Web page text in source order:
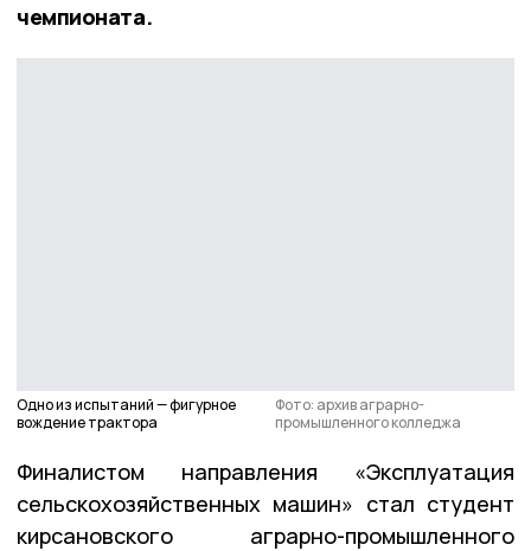
чемпионата.
Одно из испытаний — фигурное
вождение трактора
Фото: архив аграрно-
промышленного колледжа
Финалистом направления «Эксплуатация
сельскохозяйственных машин» стал студент
кирсановского аграрно-промышленного